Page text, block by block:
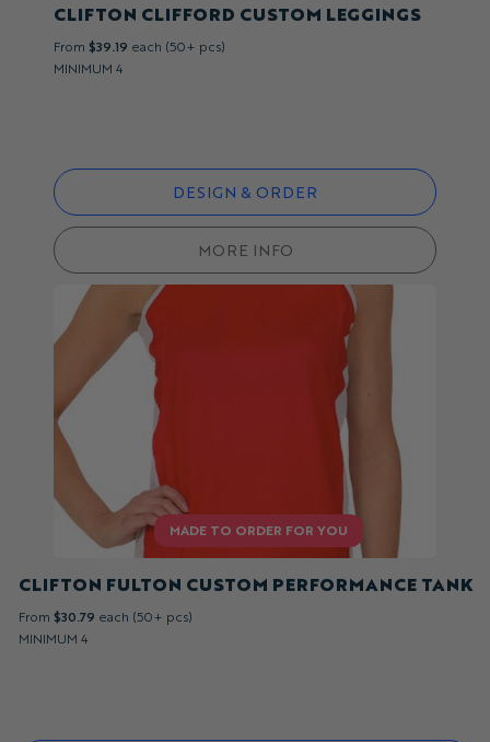
CLIFTON CLIFFORD CUSTOM LEGGINGS
From $39.19 each (50+ pcs)
MINIMUM 4
DESIGN & ORDER
MORE INFO
CLIFTON FULTON CUSTOM PERFORMANCE TANK
From $30.79 each (50+ pcs)
MINIMUM 4